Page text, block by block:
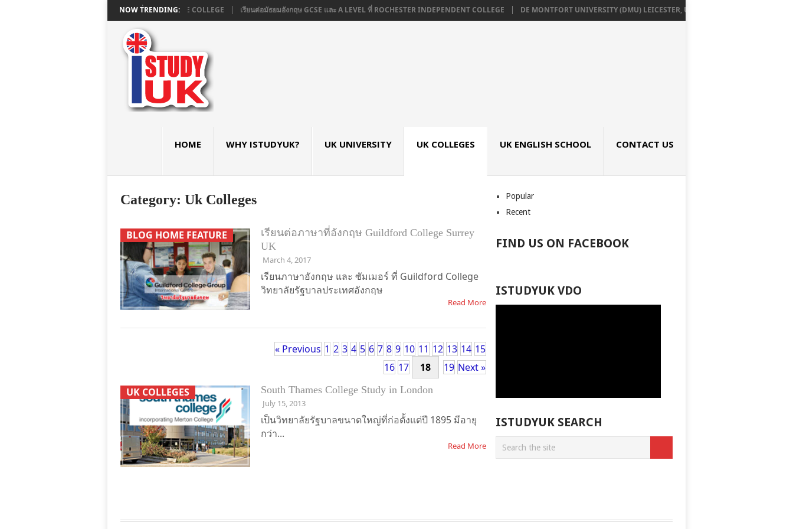
NOW TRENDING:
กฤษ GCSE และ A LEVEL ใน LONDON ที่ ASHBOURNE COLLEGE เรียนต่อมัธยมอังกฤษ GCSE และ A LEVEL ที่ ROCHESTER INDEPENDENT COLLEGE DE MONTFORT UNIVERSITY (DMU) LEICESTER, UK เรียนต่ออังกฤษ SEPTEMBER 2026
HOME WHY ISTUDYUK? UK UNIVERSITY UK COLLEGES UK ENGLISH SCHOOL CONTACT US
Category: Uk Colleges
BLOG HOME FEATURE
เรียนต่อภาษาที่อังกฤษ Guildford College Surrey
UK
March 4, 2017
เรียนภาษาอังกฤษ และ ซัมเมอร์ ที่ Guildford College
วิทยาลัยรัฐบาลประเทศอังกฤษ
Read More
« Previous 1 2 3 4 5 6 7 8 9 10 11 12 13 14 15
16 17 18 19 Next »
UK COLLEGES
South Thames College Study in London
July 15, 2013
เป็นวิทยาลัยรัฐบาลขนาดใหญ่ที่ก่อตั้งแต่ปี 1895 มีอายุ
กว่า...
Read More
Popular
Recent
FIND US ON FACEBOOK
ISTUDYUK VDO
ISTUDYUK SEARCH